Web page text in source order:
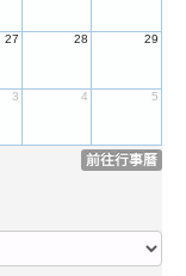
27 28 29
3 4 5
前往行事曆